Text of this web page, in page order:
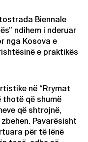
Biennale
ndihem i nderuar
nga Kosova e
e praktikës
në “Rrymat
thotë që shumë
që shtrojnë,
Pavarësisht
për të lënë